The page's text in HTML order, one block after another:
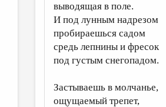
выводящая в поле.
И под лунным надрезом
пробираешься садом
средь лепнины и фресок
под густым снегопадом.
Застываешь в молчанье,
ощущаемый трепет,